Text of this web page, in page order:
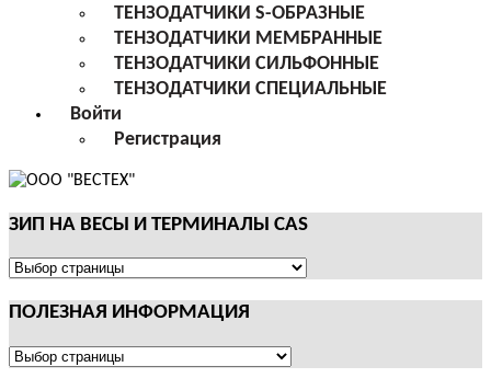
ТЕНЗОДАТЧИКИ S-ОБРАЗНЫЕ
ТЕНЗОДАТЧИКИ МЕМБРАННЫЕ
ТЕНЗОДАТЧИКИ СИЛЬФОННЫЕ
ТЕНЗОДАТЧИКИ СПЕЦИАЛЬНЫЕ
Войти
Регистрация
ЗИП НА ВЕСЫ И ТЕРМИНАЛЫ CAS
ЗИП
ВЕСЫ
ТЕРМИНАЛЫ
ПОЛЕЗНАЯ ИНФОРМАЦИЯ
ПОЛЕЗНАЯ